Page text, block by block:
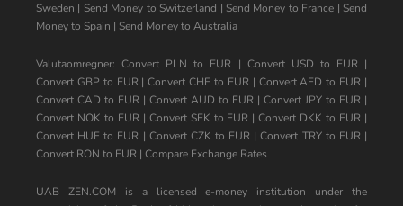
Sweden | Send Money to Switzerland | Send Money to France | Send
Money to Spain | Send Money to Australia
Valutaomregner:Convert PLN to EUR | Convert USD to EUR|
Convert GBP to EUR|Convert CHF to EUR| Convert AED to EUR |
Convert CAD to EUR | Convert AUD to EUR | Convert JPY to EUR |
Convert NOK to EUR| Convert SEK to EUR |Convert DKK to EUR |
Convert HUF to EUR | Convert CZK to EUR |Convert TRY to EUR|
Convert RON to EUR | Compare Exchange Rates
UAB ZEN.COM is a licensed e-money institution under the